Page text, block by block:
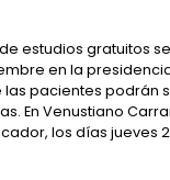
estudios gratuitos
en la
las pacientes podrán
En Venustiano
los días jueves